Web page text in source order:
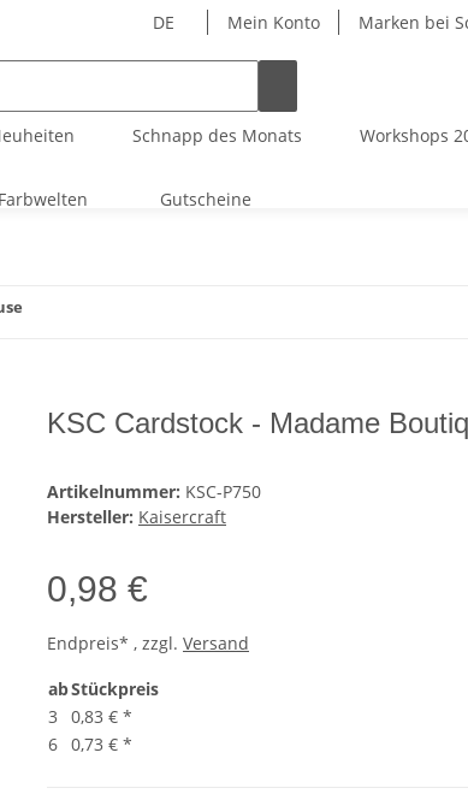
DE Mein Konto Marken bei
Schnapp des Monats Workshops
Farbwelten Gutscheine
KSC Cardstock - Madame
Artikelnummer: KSC-P750
Hersteller: Kaisercraft
0,98 €
Endpreis* , zzgl. Versand
abStückpreis
3
0,83 € *
6 0,73 € *